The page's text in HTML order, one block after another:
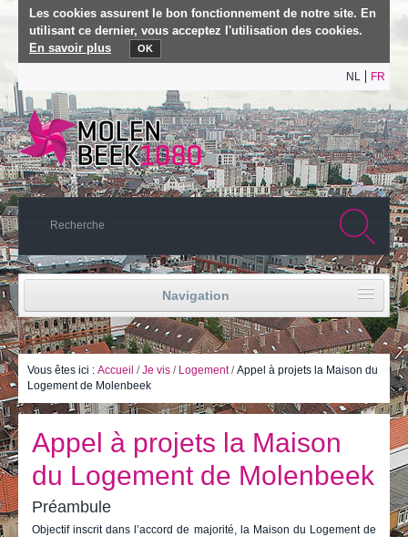
Les cookies assurent le bon fonctionnement de notre site. En
utilisant ce dernier, vous acceptez l'utilisation des cookies.
En savoir plus
OK
NL FR
Navigation
Accueil
Vie politique
Je vis
Je visite
Publications
Actualités
Vous êtes ici : Accueil /Je vis / Logement /Appel à projets la Maison du
Logement de Molenbeek
Appel à projets la Maison
du Logement de Molenbeek
Préambule
Objectif inscrit dans l’accord de majorité, la Maison du Logement de